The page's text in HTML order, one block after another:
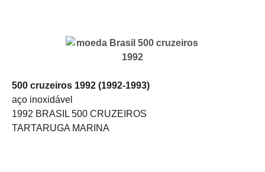
500 cruzeiros 1992 (1992-1993)
aço inoxidável
1992 BRASIL 500 CRUZEIROS
TARTARUGA MARINA